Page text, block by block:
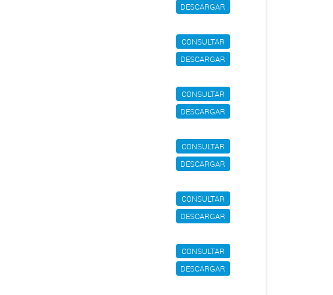
DESCARGAR
CONSULTAR
DESCARGAR
CONSULTAR
DESCARGAR
CONSULTAR
DESCARGAR
CONSULTAR
DESCARGAR
CONSULTAR
DESCARGAR